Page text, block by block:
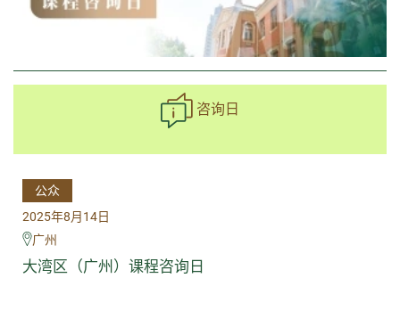
咨询日
公众
2025年8月14日
广州
大湾区（广州）课程咨询日